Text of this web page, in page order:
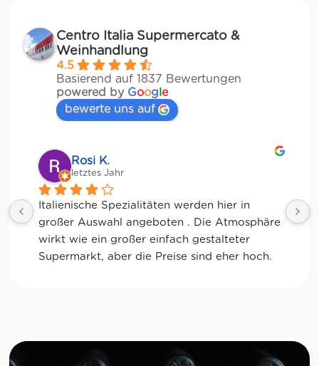
Centro Italia Supermercato &
Weinhandlung
4.5
Basierend auf 1837 Bewertungen
powered by Google
bewerte uns auf
Rosi K.
letztes Jahr
Italienische Spezialitäten werden hier in
großer Auswahl angeboten . Die Atmosphäre
wirkt wie ein großer einfach gestalteter
Supermarkt, aber die Preise sind eher hoch.
Dolci usw. usw., usw… Die Trattoria ist über
den Verkaufsbereich erreichbar und öffnet